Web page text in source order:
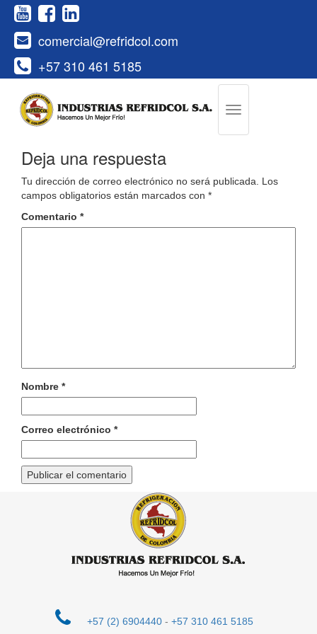
+57 310 461 5185
comercial@refridcol.com
Deja una respuesta
Tu dirección de correo electrónico no será publicada.
Los
campos obligatorios están marcados con *
Comentario *
Nombre *
Correo electrónico *
+57 (2) 6904440- +57 310 461 5185